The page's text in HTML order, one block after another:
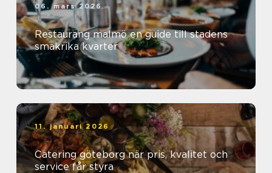
06. mars 2026
Restaurang malmö en guide till stadens
smakrika kvarter
11. januari 2026
Catering göteborg när pris, kvalitet och
service får styra